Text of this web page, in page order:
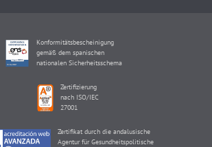
Konformitätsbescheinigung
gemäß dem spanischen
nationalen Sicherheitsschema
Zertifizierung
nach ISO/IEC
27001
Zertifikat durch die andalusische
Agentur für Gesundheitspolitische